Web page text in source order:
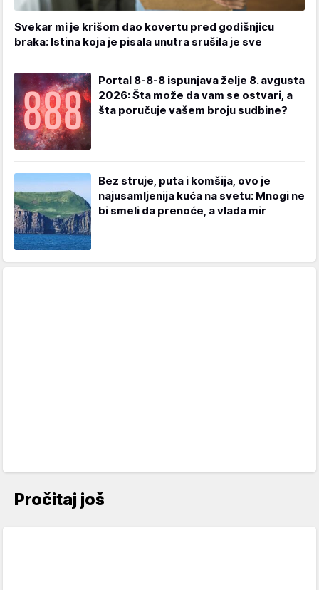
Svekar mi je krišom dao kovertu pred godišnjicu
braka: Istina koja je pisala unutra srušila je sve
Portal 8-8-8 ispunjava želje 8. avgusta
2026: Šta može da vam se ostvari, a
šta poručuje vašem broju sudbine?
Bez struje, puta i komšija, ovo je
najusamljenija kuća na svetu: Mnogi ne
bi smeli da prenoće, a vlada mir
Pročitaj još